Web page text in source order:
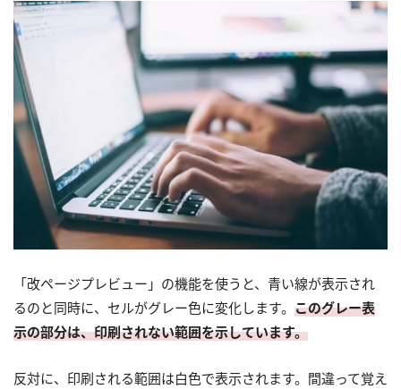
「改ページプレビュー」の機能を使うと、青い線が表示され
るのと同時に、セルがグレー色に変化します。 このグレー表
示の部分は、印刷されない範囲を示しています。
反対に、印刷される範囲は白色で表示されます。間違って覚え